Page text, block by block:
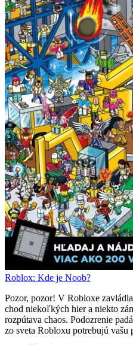
Roblox: Kde je Noob?
Pozor, pozor! V Robloxe
chod niekoľkých hier a niekto
rozpútava chaos. Podozrenie
zo sveta Robloxu potrebujú vašu